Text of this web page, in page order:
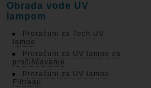
Obrada vode UV
lampom
Proračuni za Tech UV
lampe
Proračuni za UV lampe za
pročišćavanje
Proračuni za UV lampe
Filtreau